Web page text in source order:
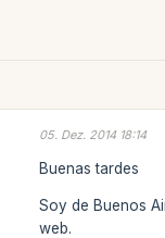
05. Dez. 2014 18:14
Buenas tardes
Soy de Buenos
web.